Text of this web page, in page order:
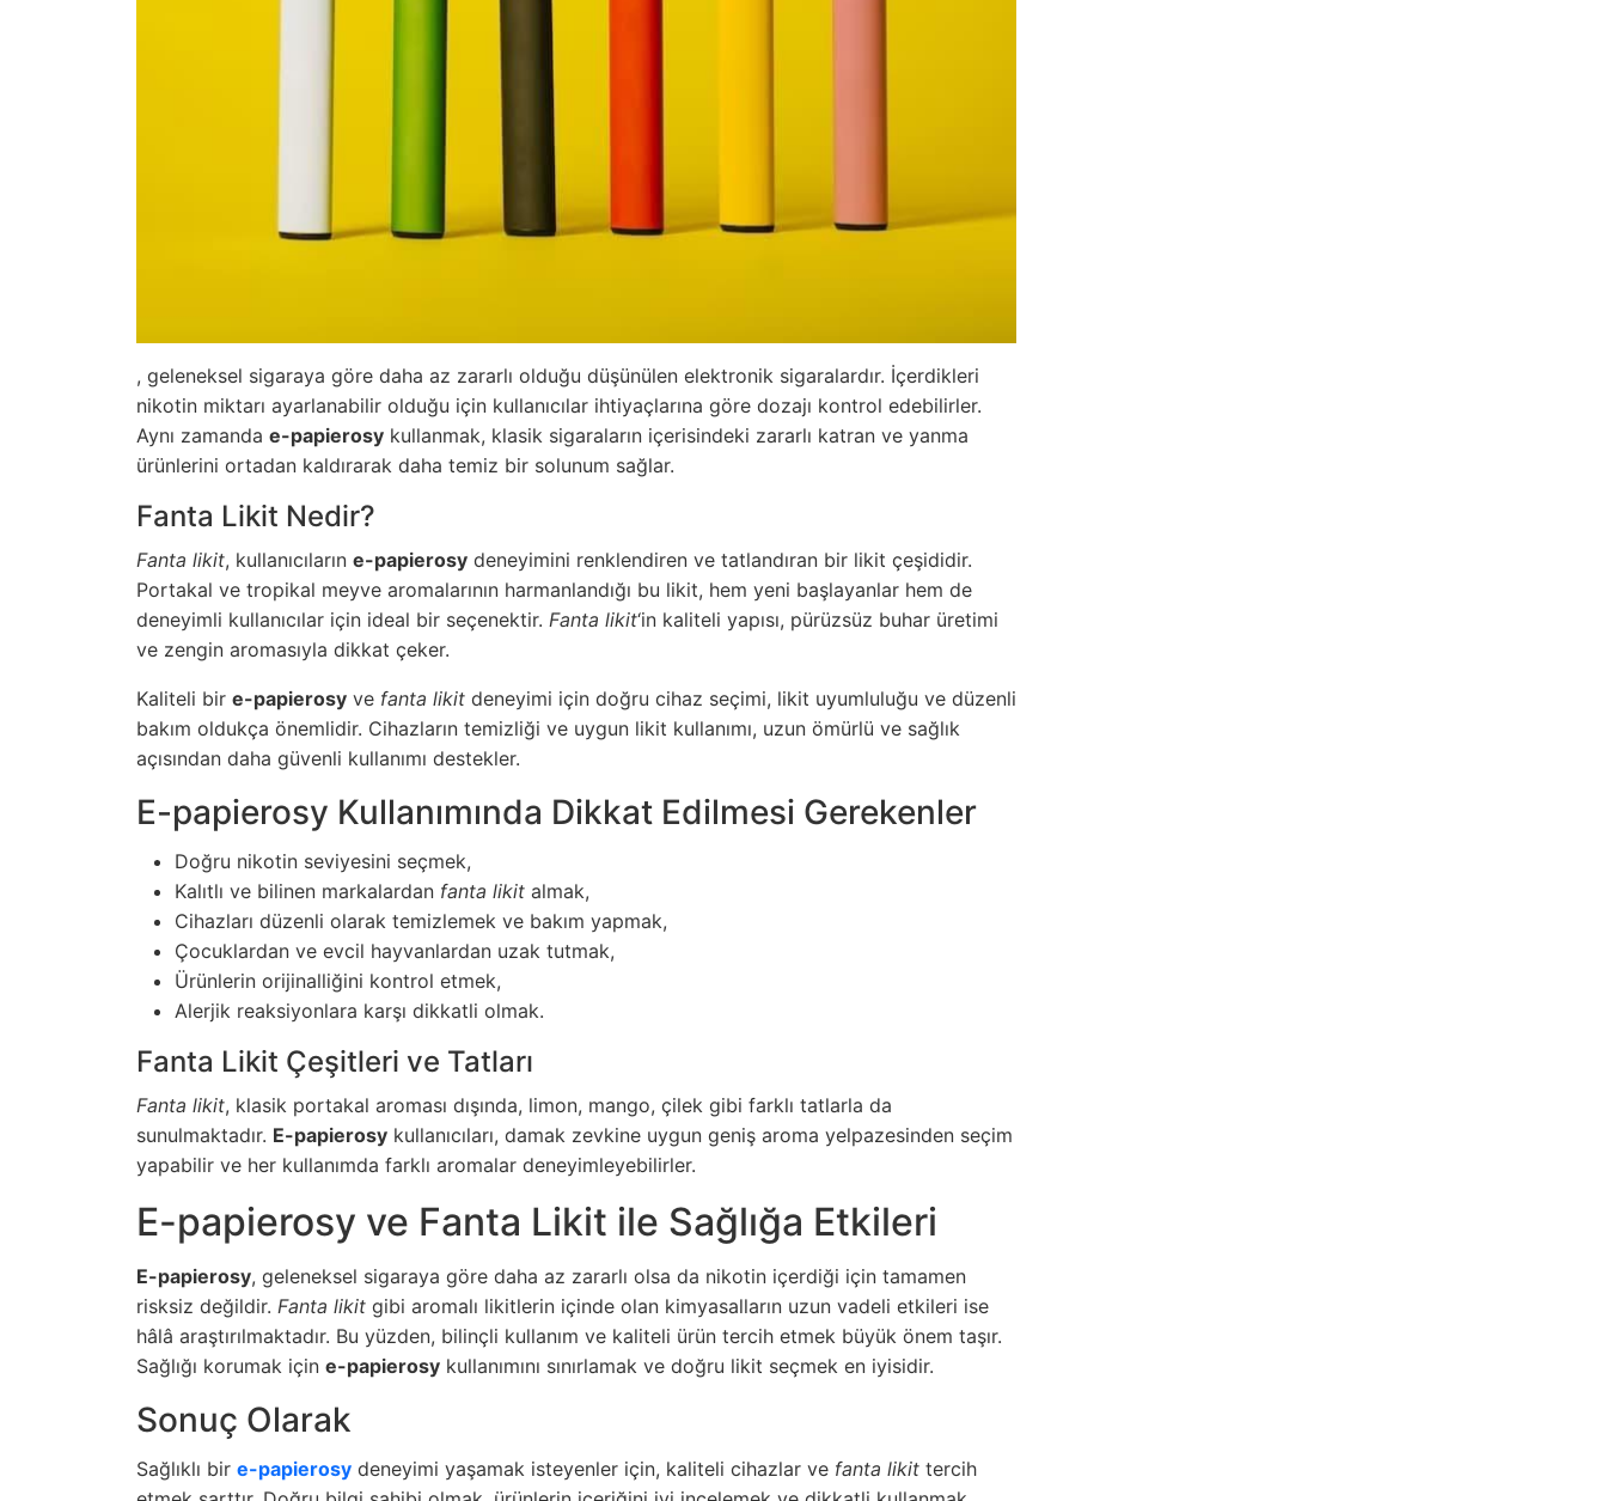
, geleneksel sigaraya göre daha az zararlı olduğu düşünülen elektronik sigaralardır. İçerdikleri
nikotin miktarı ayarlanabilir olduğu için kullanıcılar ihtiyaçlarına göre dozajı kontrol edebilirler.
Aynı zamanda e-papierosy kullanmak, klasik sigaraların içerisindeki zararlı katran ve yanma
ürünlerini ortadan kaldırarak daha temiz bir solunum sağlar.
Fanta Likit Nedir?
Fanta likit, kullanıcıların e-papierosy deneyimini renklendiren ve tatlandıran bir likit çeşididir.
Portakal ve tropikal meyve aromalarının harmanlandığı bu likit, hem yeni başlayanlar hem de
deneyimli kullanıcılar için ideal bir seçenektir. Fanta likit‘in kaliteli yapısı, pürüzsüz buhar üretimi
ve zengin aromasıyla dikkat çeker.
Kaliteli bir e-papierosy ve fanta likit deneyimi için doğru cihaz seçimi, likit uyumluluğu ve düzenli
bakım oldukça önemlidir. Cihazların temizliği ve uygun likit kullanımı, uzun ömürlü ve sağlık
açısından daha güvenli kullanımı destekler.
E-papierosy Kullanımında Dikkat Edilmesi Gerekenler
Doğru nikotin seviyesini seçmek,
Kalıtlı ve bilinen markalardan fanta likit almak,
Cihazları düzenli olarak temizlemek ve bakım yapmak,
Çocuklardan ve evcil hayvanlardan uzak tutmak,
Ürünlerin orijinalliğini kontrol etmek,
Alerjik reaksiyonlara karşı dikkatli olmak.
Fanta Likit Çeşitleri ve Tatları
Fanta likit, klasik portakal aroması dışında, limon, mango, çilek gibi farklı tatlarla da
sunulmaktadır. E-papierosy kullanıcıları, damak zevkine uygun geniş aroma yelpazesinden seçim
yapabilir ve her kullanımda farklı aromalar deneyimleyebilirler.
E-papierosy ve Fanta Likit ile Sağlığa Etkileri
E-papierosy, geleneksel sigaraya göre daha az zararlı olsa da nikotin içerdiği için tamamen
risksiz değildir. Fanta likit gibi aromalı likitlerin içinde olan kimyasalların uzun vadeli etkileri ise
hâlâ araştırılmaktadır. Bu yüzden, bilinçli kullanım ve kaliteli ürün tercih etmek büyük önem taşır.
Sağlığı korumak için e-papierosy kullanımını sınırlamak ve doğru likit seçmek en iyisidir.
Sonuç Olarak
Sağlıklı bir e-papierosy deneyimi yaşamak isteyenler için, kaliteli cihazlar ve fanta likit tercih